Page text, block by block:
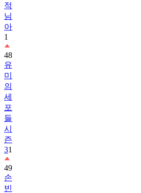
적
님
아
1
48
유
미
의
세
포
들
시
즌
31
49
손
빈